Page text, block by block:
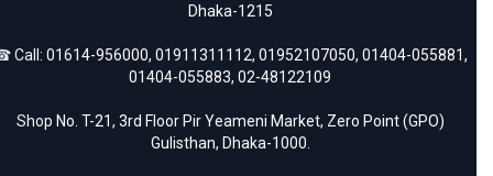
Dhaka-1215
Call: 01614-956000, 01911311112, 01952107050, 01404-055881,
01404-055883, 02-48122109
Shop No. T-21, 3rd Floor Pir Yeameni Market, Zero Point (GPO)
Gulisthan, Dhaka-1000.